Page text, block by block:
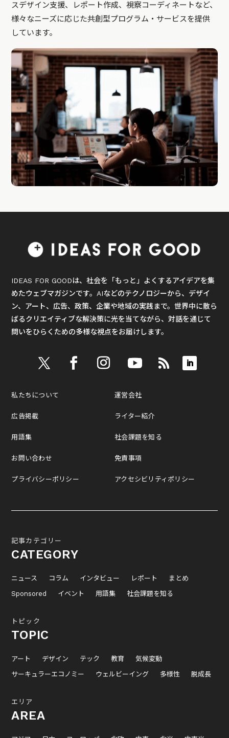
スデザイン支援、レポート作成、視察コーディネートなど、
様々なニーズに応じた共創型プログラム・サービスを提供
しています。
IDEAS FOR GOODは、社会を「もっと」よくするアイデアを集
めたウェブマガジンです。AIなどのテクノロジーから、デザイ
ン、アート、広告、政策、企業や地域の実践まで。世界中に散ら
ばるクリエイティブな解決策に光を当てながら、対話を通じて
問いをひらくための多様な視点をお届けします。
私たちについて
広告掲載
用語集
お問い合わせ
プライバシーポリシー
運営会社
ライター紹介
社会課題を知る
免責事項
アクセシビリティポリシー
記事カテゴリー
CATEGORY
ニュース コラム インタビュー レポート
まとめ
Sponsored
イベント 用語集 社会課題を知る
トピック
TOPIC
アート デザイン テック 教育
気候変動
サーキュラーエコノミー
ウェルビーイング 多様性 脱成長
エリア
AREA